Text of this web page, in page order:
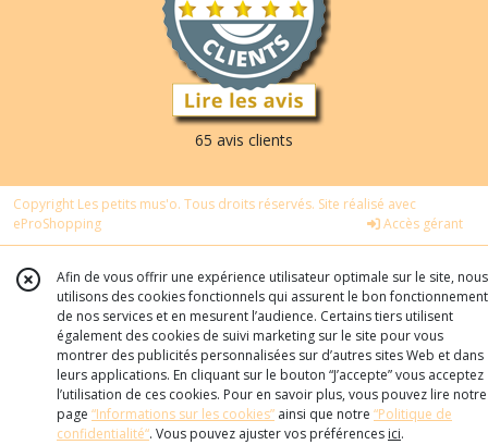
65 avis clients
Copyright Les petits mus'o. Tous droits réservés. Site réalisé avec
eProShopping
Accès gérant
Afin de vous offrir une expérience utilisateur optimale sur le site, nous
utilisons des cookies fonctionnels qui assurent le bon fonctionnement
de nos services et en mesurent l’audience. Certains tiers utilisent
également des cookies de suivi marketing sur le site pour vous
montrer des publicités personnalisées sur d’autres sites Web et dans
leurs applications. En cliquant sur le bouton “J’accepte” vous acceptez
l’utilisation de ces cookies. Pour en savoir plus, vous pouvez lire notre
page “Informations sur les cookies” ainsi que notre “Politique de
confidentialité“. Vous pouvez ajuster vos préférences ici.